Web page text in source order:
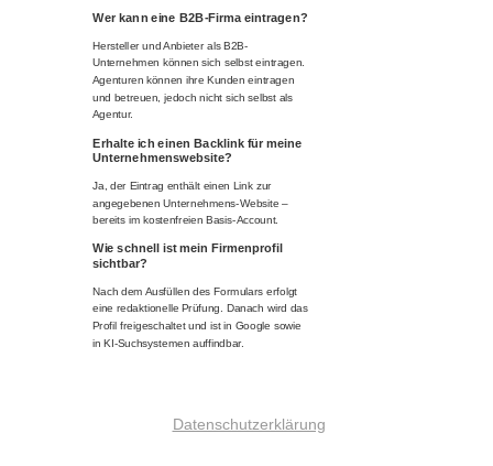
Datenschutzerklärung
Wer kann eine B2B-Firma eintragen?
Hersteller und Anbieter als B2B-
Unternehmen können sich selbst eintragen.
Agenturen können ihre Kunden eintragen
und betreuen, jedoch nicht sich selbst als
Agentur.
Erhalte ich einen Backlink für meine
Unternehmenswebsite?
Ja, der Eintrag enthält einen Link zur
angegebenen Unternehmens-Website –
bereits im kostenfreien Basis-Account.
Wie schnell ist mein Firmenprofil
sichtbar?
Nach dem Ausfüllen des Formulars erfolgt
eine redaktionelle Prüfung. Danach wird das
Profil freigeschaltet und ist in Google sowie
in KI-Suchsystemen auffindbar.